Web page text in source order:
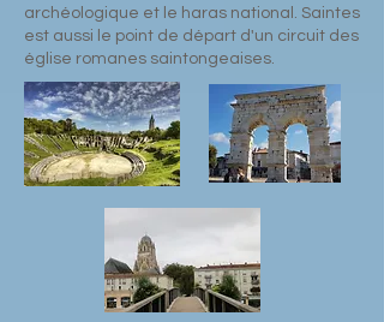
archéologique et le haras national. Saintes
est aussi le point de départ d'un circuit des
église romanes saintongeaises.